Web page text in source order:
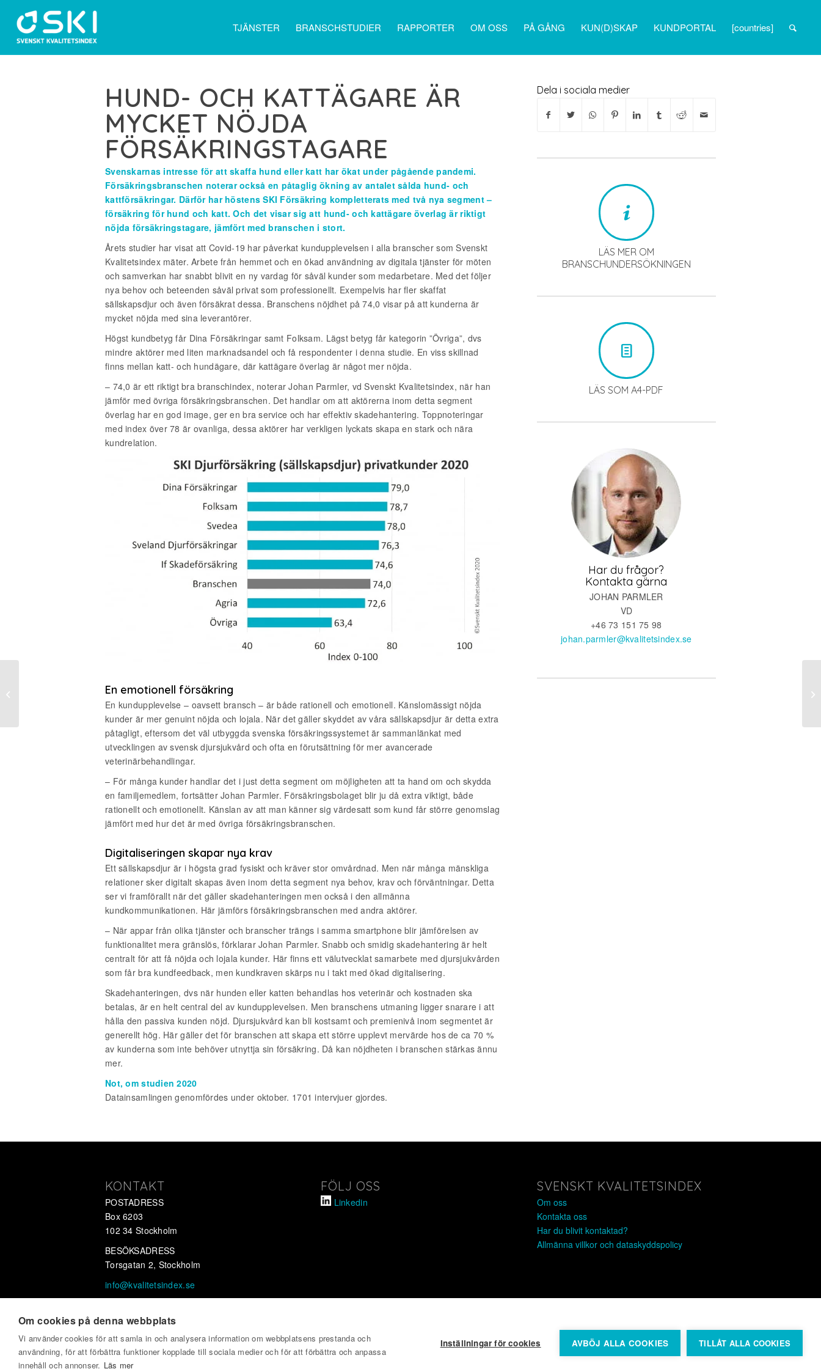
Om cookies på denna webbplats
Vi använder cookies för att samla in och analysera information om webbplatsens prestanda och
användning, för att förbättra funktioner kopplade till sociala medier och för att förbättra och anpassa
innehåll och annonser. Läs mer
Inställningar för cookies AVBÖJ ALLA COOKIES TILLÅT ALLA COOKIES
TJÄNSTER BRANSCHSTUDIER RAPPORTER OM OSS PÅ GÅNG KUN(D)SKAP KUNDPORTAL [countries]
HUND- OCH KATTÄGARE ÄR
MYCKET NÖJDA
FÖRSÄKRINGSTAGARE
Svenskarnas intresse för att skaffa hund eller katt har ökat under pågående pandemi.
Försäkringsbranschen noterar också en påtaglig ökning av antalet sålda hund- och
kattförsäkringar. Därför har höstens SKI Försäkring kompletterats med två nya segment –
försäkring för hund och katt. Och det visar sig att hund- och kattägare överlag är riktigt
nöjda försäkringstagare, jämfört med branschen i stort.
Årets studier har visat att Covid-19 har påverkat kundupplevelsen i alla branscher som Svenskt
Kvalitetsindex mäter. Arbete från hemmet och en ökad användning av digitala tjänster för möten
och samverkan har snabbt blivit en ny vardag för såväl kunder som medarbetare. Med det följer
nya behov och beteenden såväl privat som professionellt. Exempelvis har fler skaffat
sällskapsdjur och även försäkrat dessa. Branschens nöjdhet på 74,0 visar på att kunderna är
mycket nöjda med sina leverantörer.
Högst kundbetyg får Dina Försäkringar samt Folksam. Lägst betyg får kategorin ”Övriga”, dvs
mindre aktörer med liten marknadsandel och få respondenter i denna studie. En viss skillnad
finns mellan katt- och hundägare, där kattägare överlag är något mer nöjda.
– 74,0 är ett riktigt bra branschindex, noterar Johan Parmler, vd Svenskt Kvalitetsindex, när han
jämför med övriga försäkringsbranschen. Det handlar om att aktörerna inom detta segment
överlag har en god image, ger en bra service och har effektiv skadehantering. Toppnoteringar
med index över 78 är ovanliga, dessa aktörer har verkligen lyckats skapa en stark och nära
kundrelation.
En emotionell försäkring
En kundupplevelse – oavsett bransch – är både rationell och emotionell. Känslomässigt nöjda
kunder är mer genuint nöjda och lojala. När det gäller skyddet av våra sällskapsdjur är detta extra
påtagligt, eftersom det väl utbyggda svenska försäkringssystemet är sammanlänkat med
utvecklingen av svensk djursjukvård och ofta en förutsättning för mer avancerade
veterinärbehandlingar.
– För många kunder handlar det i just detta segment om möjligheten att ta hand om och skydda
en familjemedlem, fortsätter Johan Parmler. Försäkringsbolaget blir ju då extra viktigt, både
rationellt och emotionellt. Känslan av att man känner sig värdesatt som kund får större genomslag
jämfört med hur det är med övriga försäkringsbranschen.
Digitaliseringen skapar nya krav
Ett sällskapsdjur är i högsta grad fysiskt och kräver stor omvårdnad. Men när många mänskliga
relationer sker digitalt skapas även inom detta segment nya behov, krav och förväntningar. Detta
ser vi framförallt när det gäller skadehanteringen men också i den allmänna
kundkommunikationen. Här jämförs försäkringsbranschen med andra aktörer.
– När appar från olika tjänster och branscher trängs i samma smartphone blir jämförelsen av
funktionalitet mera gränslös, förklarar Johan Parmler. Snabb och smidig skadehantering är helt
centralt för att få nöjda och lojala kunder. Här finns ett välutvecklat samarbete med djursjukvården
som får bra kundfeedback, men kundkraven skärps nu i takt med ökad digitalisering.
Skadehanteringen, dvs när hunden eller katten behandlas hos veterinär och kostnaden ska
betalas, är en helt central del av kundupplevelsen. Men branschens utmaning ligger snarare i att
hålla den passiva kunden nöjd. Djursjukvård kan bli kostsamt och premienivå inom segmentet är
generellt hög. Här gäller det för branschen att skapa ett större upplevt mervärde hos de ca 70 %
av kunderna som inte behöver utnyttja sin försäkring. Då kan nöjdheten i branschen stärkas ännu
mer.
Not, om studien 2020
Datainsamlingen genomfördes under oktober. 1701 intervjuer gjordes.
Dela i sociala medier
LÄS MER OM
BRANSCHUNDERSÖKNINGEN
LÄS SOM A4-PDF
Har du frågor?
Kontakta gärna
JOHAN PARMLER
VD
+46 73 151 75 98
johan.parmler@kvalitetsindex.se
KONTAKT
POSTADRESS
Box 6203
102 34 Stockholm
BESÖKSADRESS
Torsgatan 2, Stockholm
info@kvalitetsindex.se
FÖLJ OSS
Linkedin
SVENSKT KVALITETSINDEX
Om oss
Kontakta oss
Har du blivit kontaktad?
Allmänna villkor och dataskyddspolicy